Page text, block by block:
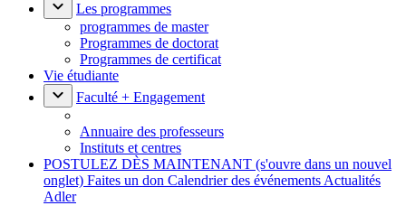
Les programmes
programmes de master
Programmes de doctorat
Programmes de certificat
Vie étudiante
Faculté + Engagement
Annuaire des professeurs
Instituts et centres
POSTULEZ DÈS MAINTENANT (s'ouvre dans un nouvel
onglet) Faites un don Calendrier des événements Actualités
Adler